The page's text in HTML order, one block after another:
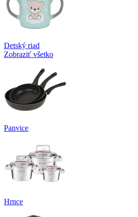
Detský riad
Zobraziť všetko
Panvice
Hrnce